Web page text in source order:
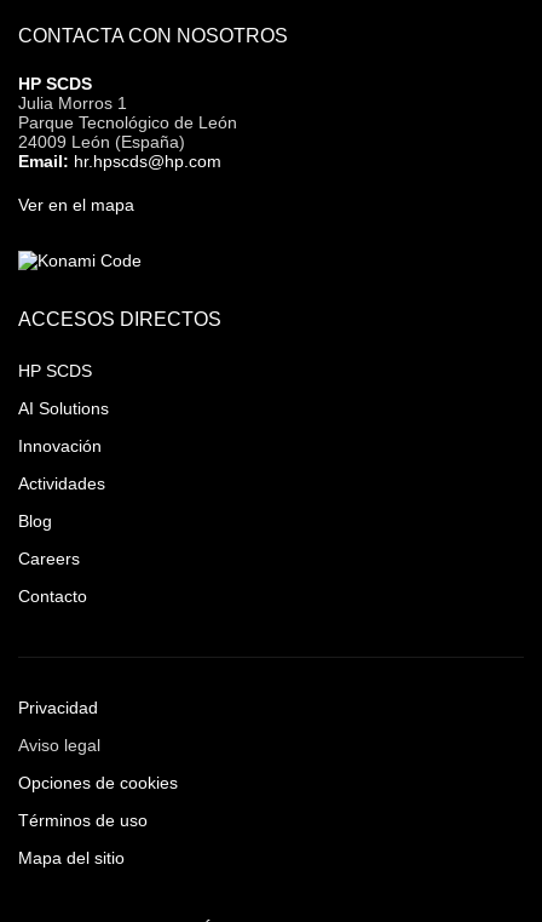
CONTACTA CON NOSOTROS
HP SCDS
Julia Morros 1
Parque Tecnológico de León
24009 León (España)
Email: hr.hpscds@hp.com
Ver en el mapa
ACCESOS DIRECTOS
HP SCDS
AI Solutions
Innovación
Actividades
Blog
Careers
Contacto
Privacidad
Aviso legal
Opciones de cookies
Términos de uso
Mapa del sitio